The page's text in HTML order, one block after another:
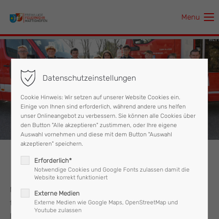
Der Eintrag "offcanvas-col1" existiert leider nicht.
Der Eintrag "offcanvas-col2" existiert leider nicht.
Der Eintrag "offcanvas-col3" existiert leider nicht.
Der Eintrag "offcanvas-col4" existiert leider nicht.
Menu
Feuerwehrjugend
Mit Spiel und Spaß werden den Jugendlichen die Aufgaben
für den späteren Aktivdienst bei der Feuerwehr beigebracht.
Derzeit besteht die Jugendfeuerwehr Mattighofen aus acht
Datenschutzeinstellungen
Cookie Hinweis: Wir setzen auf unserer Website Cookies ein.
Einige von Ihnen sind erforderlich, während andere uns helfen
unser Onlineangebot zu verbessern. Sie können alle Cookies über
den Button "Alle akzeptieren" zustimmen, oder Ihre eigene
Auswahl vornehmen und diese mit dem Button "Auswahl
akzeptieren" speichern.
Erforderlich*
Notwendige Cookies und Google Fonts zulassen damit die
Website korrekt funktioniert
Externe Medien
Externe Medien wie Google Maps, OpenStreetMap und
Youtube zulassen